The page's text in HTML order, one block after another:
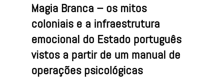
Magia Branca – os mitos
coloniais e a infraestrutura
emocional do Estado português
vistos a partir de um manual de
operações psicológicas